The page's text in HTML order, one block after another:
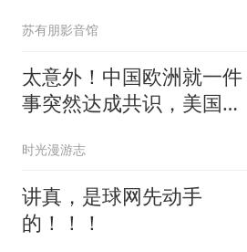
苏有朋影音馆
太意外！中国欧洲就一件
事突然达成共识，美国这
时光漫游志
讲真，是球网先动手
的！！！